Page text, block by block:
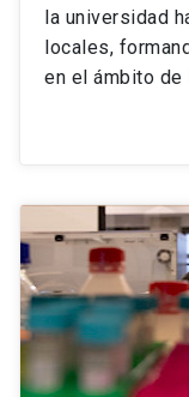
la universidad
locales,
en el ámbito de